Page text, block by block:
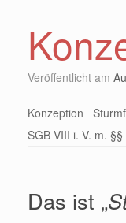
Veröffentlicht am
Konzeption
SGB VIII i. V. m.
Das ist „